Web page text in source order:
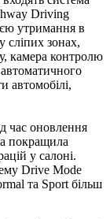
Driving
утримання в
сліпих зонах,
камера контролю
автомобілі,
час оновлення
покращила
у салоні.
Drive Mode
та Sport більш